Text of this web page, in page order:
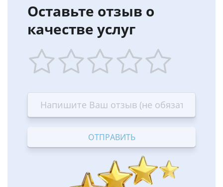
Оставьте отзыв о
качестве услуг
star
Terrible
stars
—
Bad
stars
—
OK
stars
—
Good
stars
—
Excellent